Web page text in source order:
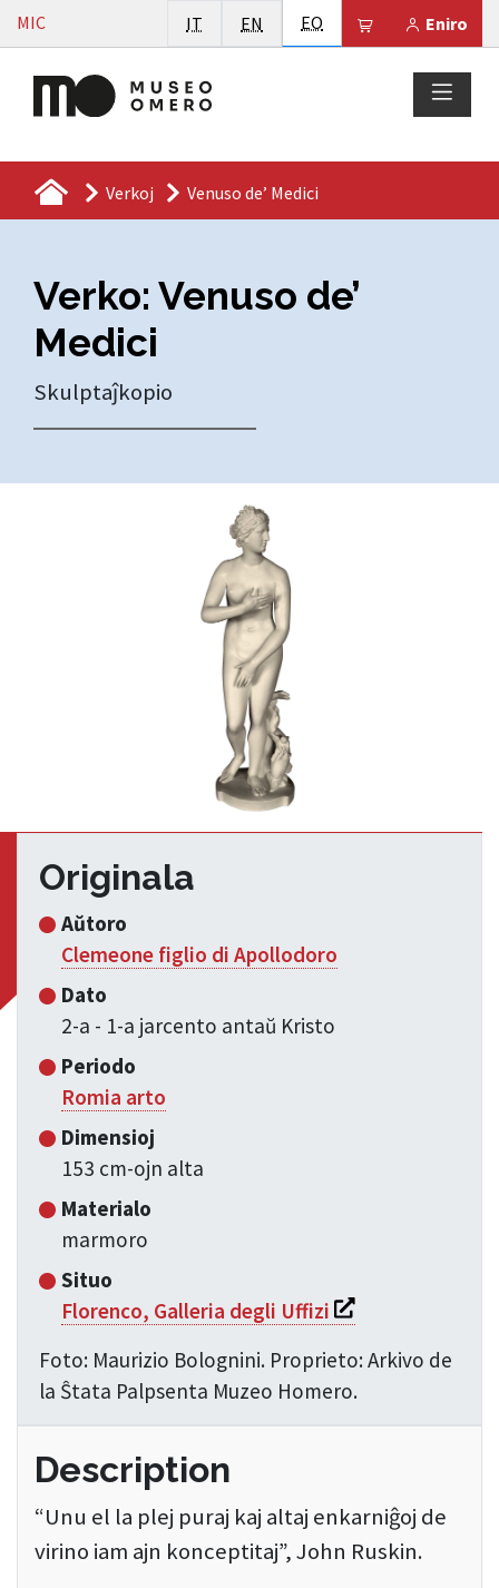
Vai al contenuto
MIC Eniro
Il tuo carrello
IT Italiano
EN English
EO Esperanto
Verkoj Venuso de’ Medici
Verko: Venuso de’
Medici
Skulptaĵkopio
Originala
Aŭtoro
Clemeone figlio di Apollodoro
Dato
2-a - 1-a jarcento antaŭ Kristo
Periodo
Romia arto
Dimensioj
153 cm-ojn alta
Materialo
marmoro
Situo
Florenco, Galleria degli Uffizi Si apre in una
Foto: Maurizio Bolognini. Proprieto: Arkivo de
la Ŝtata Palpsenta Muzeo Homero.
Description
“Unu el la plej puraj kaj altaj enkarniĝoj de
virino iam ajn konceptitaj”, John Ruskin.